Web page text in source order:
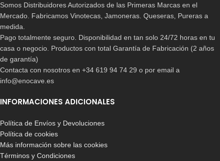
Somos Distribuidores Autorizados de las Primeras Marcas en el
Mercado. Fabricamos Vinotecas, Jamoneras. Queseras, Pureras a
medida.
Pago totalmente seguro. Disponibilidad en tan solo 24/72 horas en tu
casa o negocio. Productos con total Garantía de Fabricación (2 años
de garantía)
Contacta con nosotros en +34 619 94 74 29 o por email a
info@enocave.es
INFORMACIONES ADICIONALES
Política de Envíos y Devoluciones
Política de cookies
Más información sobre las cookies
Términos y Condiciones